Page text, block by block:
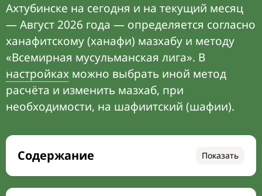
Ахтубинске на сегодня и на текущий месяц
— Август 2026 года — определяется согласно
ханафитскому (ханафи) мазхабу и методу
«Всемирная мусульманская лига». В
настройках можно выбрать иной метод
расчёта и изменить мазхаб, при
необходимости, на шафиитский (шафии).
Содержание Показать
Время намаза на сегодня